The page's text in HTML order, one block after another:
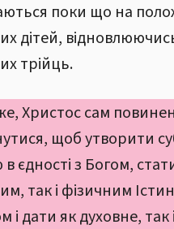
поки що на
дітей,
трійць.
Христос сам повинен
щоб утворити
єдності з Богом,
так і фізичним
і дати як духовне, так